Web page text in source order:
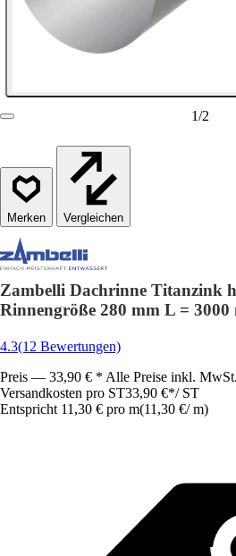
1/2
Vergleichen
Zambelli Dachrinne Titanzink
Rinnengröße 280 mm L = 3000
4.3(12 Bewertungen)
Preis — 33,90 € * Alle Preise inkl.
Versandkosten pro ST33,90 €*/ ST
Entspricht 11,30 € pro m(11,30 €/ m)